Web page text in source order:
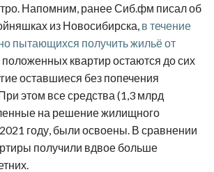
Напомним, ранее Сиб.фм писал об
из Новосибирска, в течение
пытающихся получить жильё от
положенных квартир остаются до сих
оставшиеся без попечения
этом все средства (1,3 млрд
на решение жилищного
году, были освоены. В сравнении
получили вдвое больше